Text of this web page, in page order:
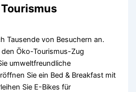
Tausende von Besuchern an.
Öko-Tourismus-Zug
umweltfreundliche
Sie ein Bed & Breakfast mit
Sie E-Bikes für